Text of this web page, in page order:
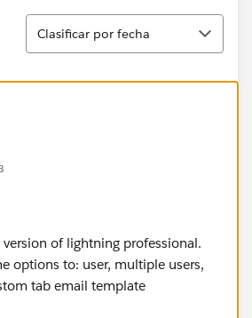
Ordenar
Clasificar por fecha
of lightning professional.
options to: user, multiple users,
tab email template